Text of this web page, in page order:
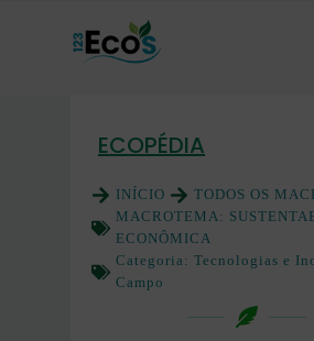
ECOPÉDIA
INÍCIO
TODOS OS
MACROTEMA:
ECONÔMICA
Categoria: Tecnologias e
Campo